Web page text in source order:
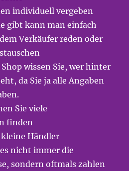
individuell vergeben
gibt kann man einfach
Verkäufer reden oder
wissen Sie, wer hinter
da Sie ja alle Angaben
Sie viele
finden
Händler
nicht immer die
sondern oftmals zahlen